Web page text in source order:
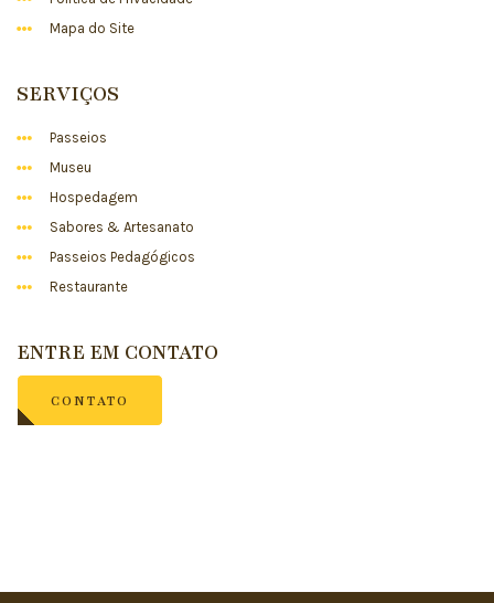
Mapa do Site
SERVIÇOS
Passeios
Museu
Hospedagem
Sabores & Artesanato
Passeios Pedagógicos
Restaurante
ENTRE EM CONTATO
CONTATO